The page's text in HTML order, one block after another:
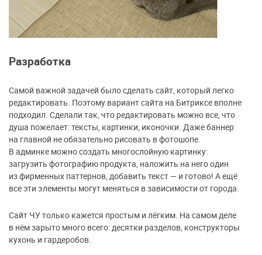
Разработка
Самой важной задачей было сделать сайт, который легко
редактировать. Поэтому вариант сайта на Битриксе вполне
подходил. Сделали так, что редактировать можно все, что
душа пожелает: тексты, картинки, иконочки. Даже баннер
на главной не обязательно рисовать в фотошопе.
В админке можно создать многослойную картинку:
загрузить фотографию продукта, наложить на него один
из фирменных паттернов, добавить текст — и готово! А ещё
все эти элементы могут меняться в зависимости от города.
Сайт ЧУ только кажется простым и лёгким. На самом деле
в нём зарыто много всего: десятки разделов, конструкторы
кухонь и гардеробов.